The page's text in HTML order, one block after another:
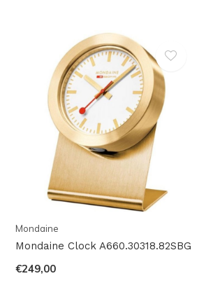
Mondaine
Mondaine Clock A660.30318.82SBG
€249,00